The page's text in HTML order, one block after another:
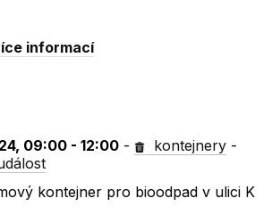
informací
09:00 - 12:00 - kontejnery -
kontejner pro bioodpad v ulici K